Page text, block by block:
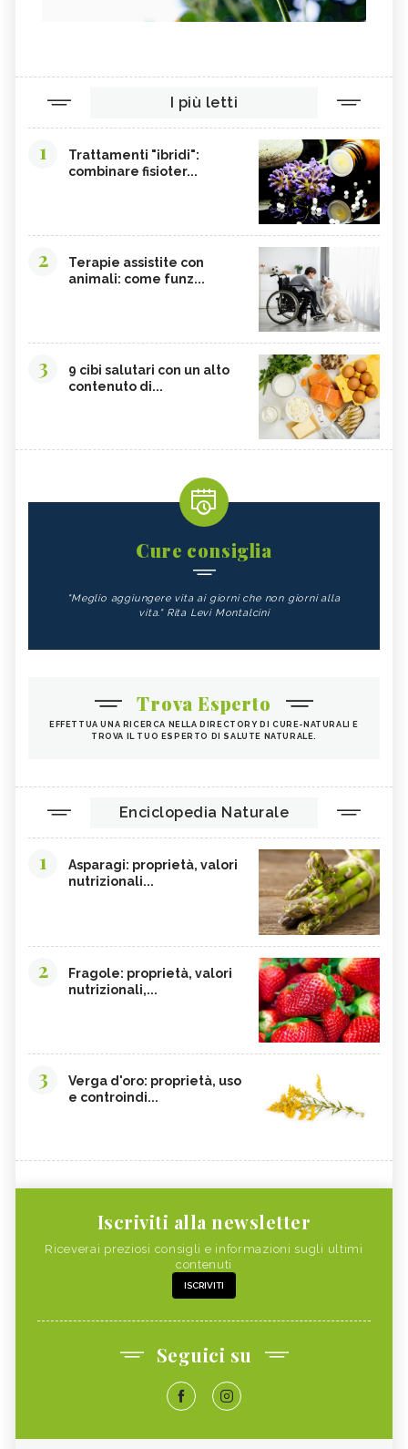
I più letti
1
Trattamenti "ibridi":
combinare fisioter...
2
Terapie assistite con
animali: come funz...
3
9 cibi salutari con un alto
contenuto di...
Cure consiglia
"Meglio aggiungere vita ai giorni che non giorni alla
vita." Rita Levi Montalcini
Trova Esperto
EFFETTUA UNA RICERCA NELLA DIRECTORY DI CURE-NATURALI E
TROVA IL TUO ESPERTO DI SALUTE NATURALE.
Enciclopedia Naturale
1
Asparagi: proprietà, valori
nutrizionali...
2
Fragole: proprietà, valori
nutrizionali,...
3
Verga d'oro: proprietà, uso
e controindi...
Iscriviti alla newsletter
Riceverai preziosi consigli e informazioni sugli ultimi
contenuti
ISCRIVITI
Seguici su